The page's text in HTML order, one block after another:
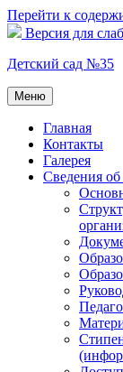
Перейти к
Версия для
Детский сад №35
Меню
Главная
Контакты
Галерея
Сведения об